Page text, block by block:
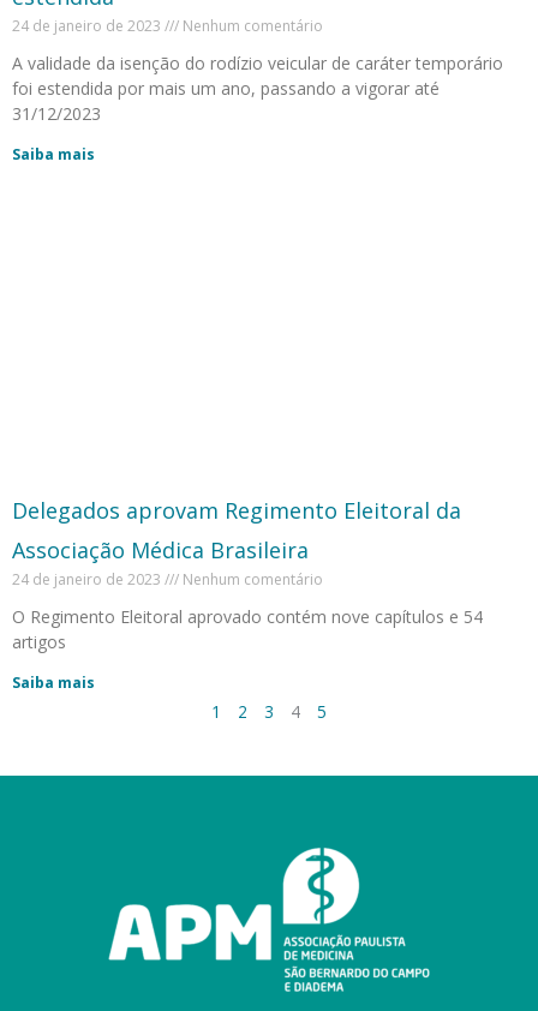
24 de janeiro de 2023 Nenhum comentário
A validade da isenção do rodízio veicular de caráter temporário
foi estendida por mais um ano, passando a vigorar até
31/12/2023
Saiba mais
Delegados aprovam Regimento Eleitoral da
Associação Médica Brasileira
24 de janeiro de 2023 Nenhum comentário
O Regimento Eleitoral aprovado contém nove capítulos e 54
artigos
Saiba mais
1 2 3 4 5